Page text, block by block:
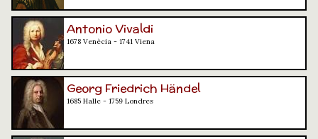
Antonio Vivaldi
1678 Venècia - 1741 Viena
Georg Friedrich Händel
1685 Halle - 1759 Londres